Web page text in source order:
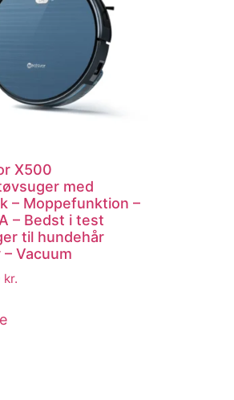
X500
med
– Moppefunktion –
– Bedst i test
til hundehår
Vacuum
kr.